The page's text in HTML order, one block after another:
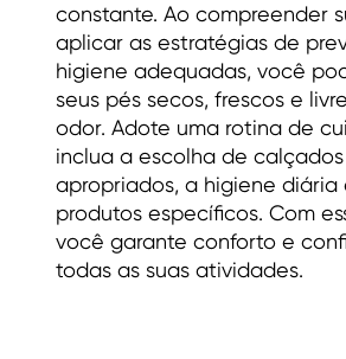
constante. Ao compreender
aplicar as estratégias de
higiene adequadas, você
seus pés secos, frescos e
odor. Adote uma rotina de
inclua a escolha de
apropriados, a higiene diária
produtos específicos. Com
você garante conforto e
todas as suas atividades.